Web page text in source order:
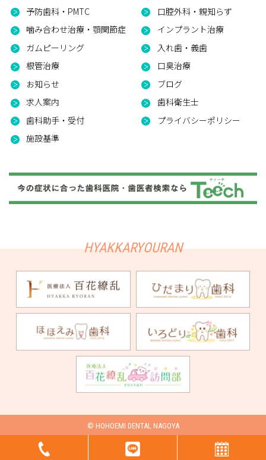
予防歯科・PMTC
口腔外科・親知らず
噛み合わせ治療・顎関節症
インプラント治療
ガムピーリング
入れ歯・義歯
根管治療
口臭治療
お知らせ
ブログ
求人案内
歯科衛生士
歯科助手・受付
プライバシーポリシー
施設基準
© HOHOEMI DENTAL NAGOYA